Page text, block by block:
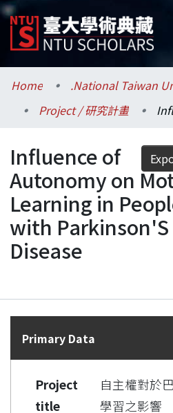
Communities & Collections
Research Outputs
Fundings & Projects
Researchers
Organizations
Statistics
Home
Project / 研究計畫
Influence of
Autonomy on
Learning in
with Parkinson'S
Disease
Details
Primary Data
Project
title
自主權對於
學習之影響